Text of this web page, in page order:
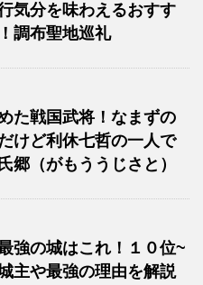
気分を味わえるおすす
調布聖地巡礼
た戦国武将！なまずの
けど利休七哲の一人で
郷（がもううじさと）
強の城はこれ！１０位~
主や最強の理由を解説